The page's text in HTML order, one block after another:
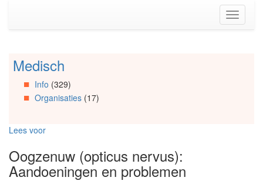
(Accesskey
Toggle
Spring
Artikels
Spring
Spring
Organisaties
Spring
Medisch
Info (329)
Organisaties(17)
Lees voor
Oogzenuw (opticus nervus):
Aandoeningen en problemen